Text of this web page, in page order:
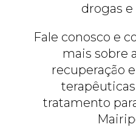
drogas e
Fale conosco e
mais sobre
recuperação
tratamento